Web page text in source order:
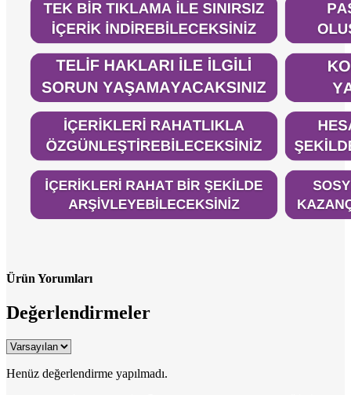
Ürün Yorumları
Değerlendirmeler
Henüz değerlendirme yapılmadı.